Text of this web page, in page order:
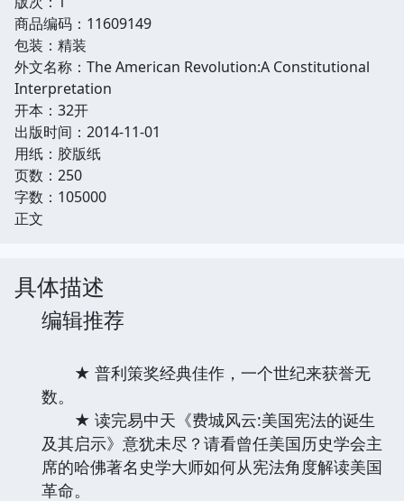
商品编码：11609149
包装：精装
外文名称：The American Revolution:A Constitutional
Interpretation
开本：32开
出版时间：2014-11-01
用纸：胶版纸
页数：250
字数：105000
正文
具体描述
编辑推荐
★ 普利策奖经典佳作，一个世纪来获誉无
数。
★ 读完易中天《费城风云:美国宪法的诞生
及其启示》意犹未尽？请看曾任美国历史学会主
席的哈佛著名史学大师如何从宪法角度解读美国
革命。